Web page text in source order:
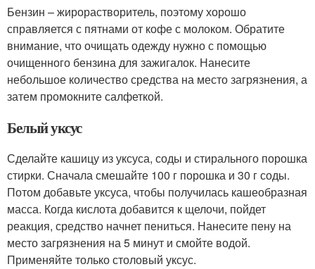
Бензин – жирорастворитель, поэтому хорошо
справляется с пятнами от кофе с молоком. Обратите
внимание, что очищать одежду нужно с помощью
очищенного бензина для зажигалок. Нанесите
небольшое количество средства на место загрязнения, а
затем промокните салфеткой.
Белый уксус
Сделайте кашицу из уксуса, соды и стирального порошка
стирки. Сначала смешайте 100 г порошка и 30 г соды.
Потом добавьте уксуса, чтобы получилась кашеобразная
масса. Когда кислота добавится к щелочи, пойдет
реакция, средство начнет пениться. Нанесите пену на
место загрязнения на 5 минут и смойте водой.
Применяйте только столовый уксус.